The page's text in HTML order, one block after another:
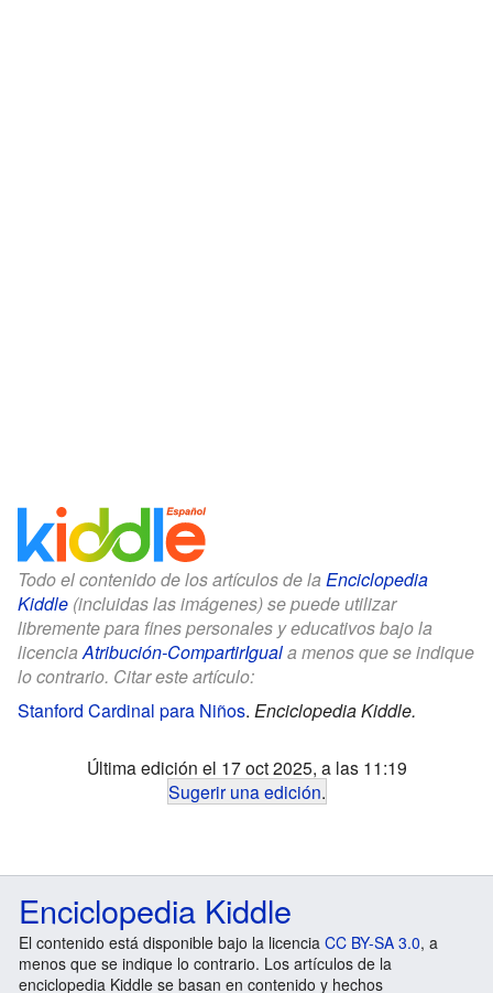
Todo el contenido de los artículos de la Enciclopedia
Kiddle (incluidas las imágenes) se puede utilizar
libremente para fines personales y educativos bajo la
licenciaAtribución-CompartirIguala menos que se indique
lo contrario. Citar este artículo:
Stanford Cardinal para Niños. Enciclopedia Kiddle.
Última edición el 17 oct 2025, a las 11:19
Sugerir una edición.
Enciclopedia Kiddle
El contenido está disponible bajo la licencia CC BY-SA 3.0, a
menos que se indique lo contrario. Los artículos de la
enciclopedia Kiddle se basan en contenido y hechos